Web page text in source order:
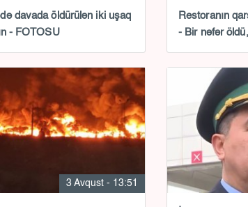
davada öldürülən iki uşaq
- FOTOSU
Restoranın
- Bir nəfər
3 Avqust - 13:51